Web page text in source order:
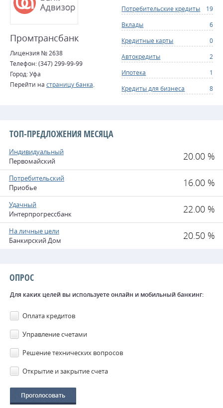
Промтрансбанк
Лицензия № 2638
Телефон: (347) 299-99-99
Город: Уфа
Перейти на страницу банка
Потребительские кредиты
19
Вклады
6
Кредитные карты
0
Автокредиты
2
Ипотека
1
Кредиты для бизнеса
8
ТОП-ПРЕДЛОЖЕНИЯ МЕСЯЦА
Индивидуальный
Первомайский
20.00 %
Потребительский
Приобье
16.00 %
Удачный
Интерпрогрессбанк
22.00 %
На личные цели
Банкирский Дом
20.50 %
ОПРОС
Для каких целей вы используете онлайн и мобильный банкинг:
Оплата кредитов
Управление счетами
Решение технических вопросов
Открытие и закрытие счета